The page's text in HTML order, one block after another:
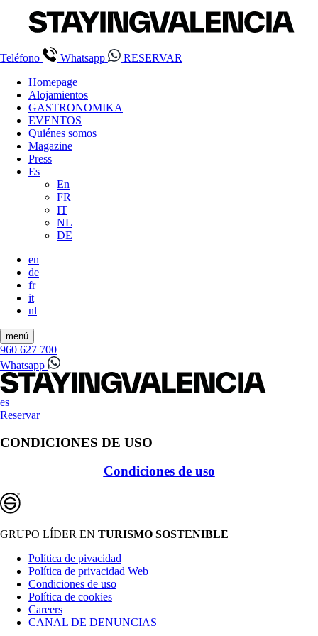
Teléfono Whatsapp
RESERVAR
Homepage
Alojamientos
GASTRONOMIKA
EVENTOS
Quiénes somos
Magazine
Press
Es
En
FR
IT
NL
DE
en
de
fr
it
nl
menú
960 627 700
Whatsapp
es
Reservar
CONDICIONES DE USO
Condiciones de uso
GRUPO LÍDER EN TURISMO SOSTENIBLE
Política de pivacidad
Política de privacidad Web
Condiciones de uso
Política de cookies
Careers
CANAL DE DENUNCIAS